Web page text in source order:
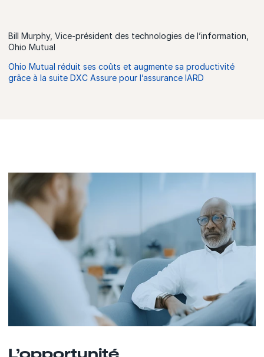
Bill Murphy, Vice-président des technologies de l’information,
Ohio Mutual
Ohio Mutual réduit ses coûts et augmente sa productivité
grâce à la suite DXC Assure pour l’assurance IARD
L’opportunité